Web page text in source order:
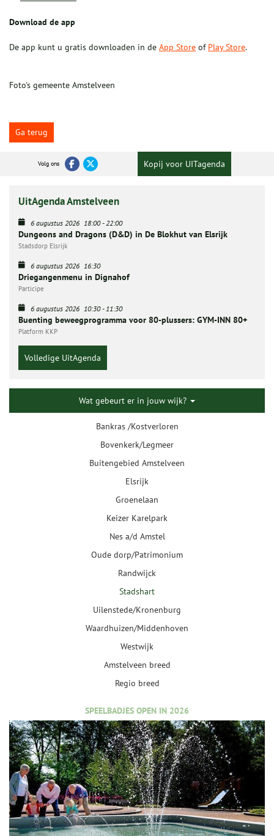
Download de app
De app kunt u gratis downloaden in de App Store of Play Store.
Foto's gemeente Amstelveen
Ga terug
Volg ons Kopij voor UITagenda
UitAgenda Amstelveen
6 augustus 2026 18:00- 22:00
Dungeons and Dragons (D&D) in De Blokhut van Elsrijk
Stadsdorp Elsrijk
6 augustus 2026 16:30
Driegangenmenu in Dignahof
Participe
6 augustus 2026 10:30- 11:30
Buenting beweegprogramma voor 80-plussers: GYM-INN 80+
Platform KKP
Volledige UitAgenda
Wat gebeurt er in jouw wijk?
Bankras /Kostverloren
Bovenkerk/Legmeer
Buitengebied Amstelveen
Elsrijk
Groenelaan
Keizer Karelpark
Nes a/d Amstel
Oude dorp/Patrimonium
Randwijck
Stadshart
Uilenstede/Kronenburg
Waardhuizen/Middenhoven
Westwijk
Amstelveen breed
Regio breed
SPEELBADJES OPEN IN 2026